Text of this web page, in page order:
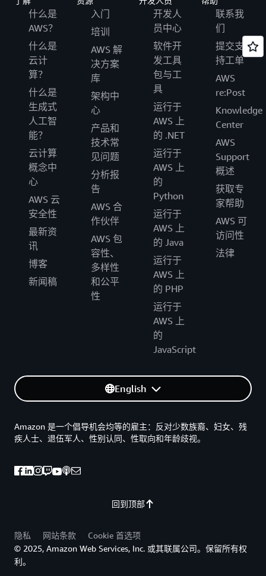
什么是
AWS？
什么是
云计
算？
什么是
生成式
人工智
能？
云计算
概念中
心
AWS 云
安全性
最新资
讯
博客
新闻稿
入门
培训
AWS 解
决方案
库
架构中
心
产品和
技术常
见问题
分析报
告
AWS 合
作伙伴
AWS 包
容性、
多样性
和公平
性
开发人
员中心
软件开
发工具
包与工
具
运行于
AWS 上
的 .NET
运行于
AWS 上
的
Python
运行于
AWS 上
的 Java
运行于
AWS 上
的 PHP
运行于
AWS 上
的
JavaScript
联系我
们
提交支
持工单
AWS
re:Post
Knowledge
Center
AWS
Support
概述
获取专
家帮助
AWS 可
访问性
法律
English
回到顶部
Amazon 是一个倡导机会均等的雇主：反对少数族裔、妇女、残
疾人士、退伍军人、性别认同、性取向和年龄歧视。
隐私 网站条款
Cookie 首选项
© 2025, Amazon Web Services, Inc. 或其联属公司。保留所有权
利。